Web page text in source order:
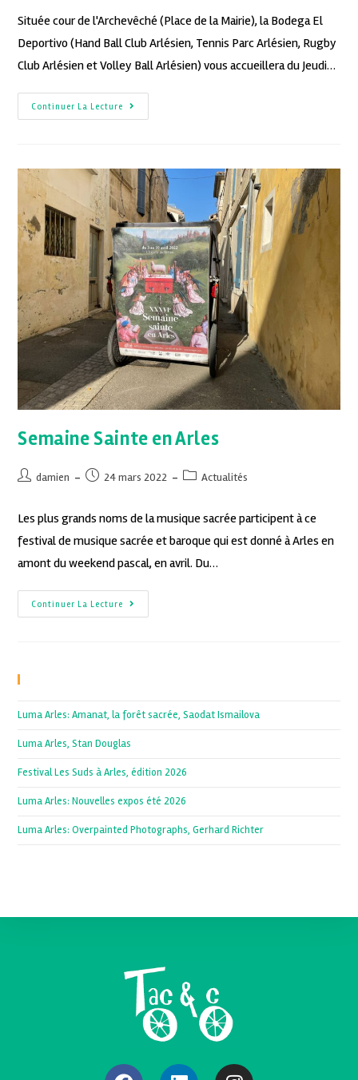
Située cour de l'Archevêché (Place de la Mairie), la Bodega El
Deportivo (Hand Ball Club Arlésien, Tennis Parc Arlésien, Rugby
Club Arlésien et Volley Ball Arlésien) vous accueillera du Jeudi…
Continuer La Lecture
Semaine Sainte en Arles
damien 24 mars 2022 Actualités
Les plus grands noms de la musique sacrée participent à ce
festival de musique sacrée et baroque qui est donné à Arles en
amont du weekend pascal, en avril. Du…
Continuer La Lecture
Luma Arles: Amanat, la forêt sacrée, Saodat Ismailova
Luma Arles, Stan Douglas
Festival Les Suds à Arles, édition 2026
Luma Arles: Nouvelles expos été 2026
Luma Arles: Overpainted Photographs, Gerhard Richter